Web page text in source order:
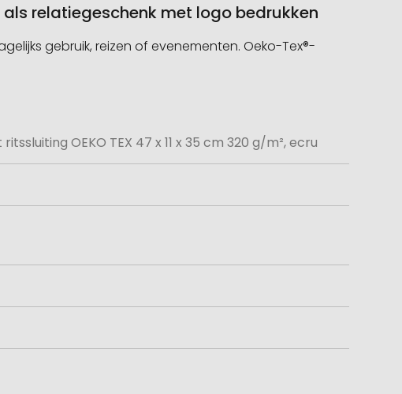
als relatiegeschenk met logo bedrukken
gebruik, reizen of evenementen. Oeko-Tex®-
OEKO TEX 47 x 11 x 35 cm 320 g/m², ecru